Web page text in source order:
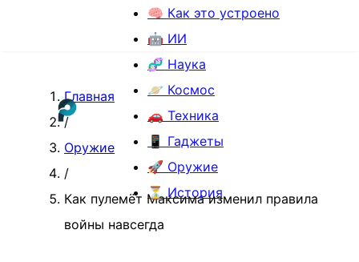
🧠 Как это устроено
🤖 ИИ
🧬 Наука
🪐 Космос
🚗 Техника
📱 Гаджеты
🚀 Оружие
⏳ История
Главная
/
Оружие
/
Как пулемёт Максима изменил правила
войны навсегда